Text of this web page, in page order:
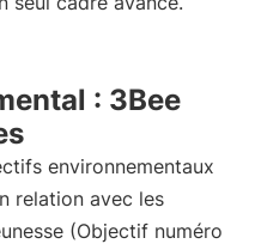
: 3Bee
environnementaux
relation avec les
(Objectif numéro